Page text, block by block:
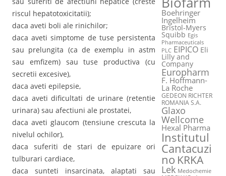
riscul hepatotoxicitatii);
daca aveti boli ale rinichilor;
daca aveti simptome de tuse persistenta
sau prelungita (ca de exemplu in astm
sau emfizem) sau tuse productiva (cu
secretii excesive),
daca aveti epilepsie,
daca aveti dificultati de urinare (retentie
urinara) sau afectiuni ale prostatei,
daca aveti glaucom (tensiune crescuta la
nivelul ochilor),
daca suferiti de stari de epuizare ori
tulburari cardiace,
daca sunteti insarcinata, alaptati sau
Boehringer
Ingelheim
Bristol-Myers
Squibb Egis
Pharmaceuticals
PLC EIPICO Eli
Lilly and
Company
Europharm
F. Hoffmann-
La Roche
GEDEON RICHTER
ROMANIA S.A.
Glaxo
Wellcome
Hexal Pharma
Institutul
Cantacuzi
no KRKA
Lek Medochemie